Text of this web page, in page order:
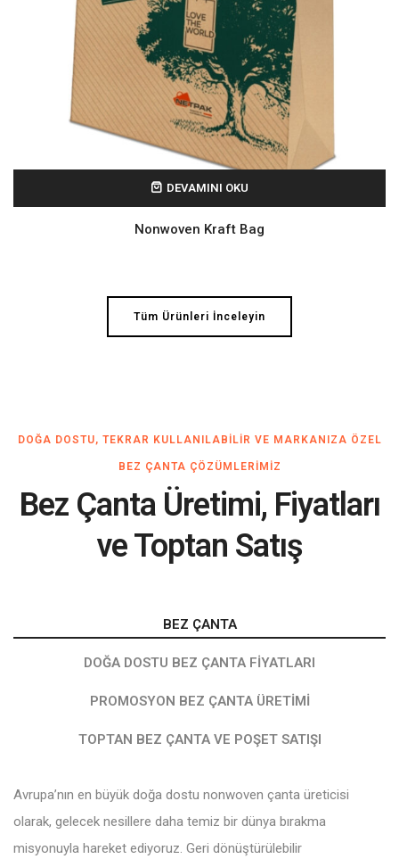
DEVAMINI OKU
Nonwoven Kraft Bag
Tüm Ürünleri İnceleyin
DOĞA DOSTU, TEKRAR KULLANILABILIR VE MARKANIZA ÖZEL
BEZ ÇANTA ÇÖZÜMLERIMIZ
Bez Çanta Üretimi, Fiyatları
ve Toptan Satış
BEZ ÇANTA
DOĞA DOSTU BEZ ÇANTA FIYATLARI
PROMOSYON BEZ ÇANTA ÜRETIMI
TOPTAN BEZ ÇANTA VE POŞET SATIŞI
Avrupa’nın en büyük doğa dostu nonwoven çanta üreticisi
olarak, gelecek nesillere daha temiz bir dünya bırakma
misyonuyla hareket ediyoruz. Geri dönüştürülebilir